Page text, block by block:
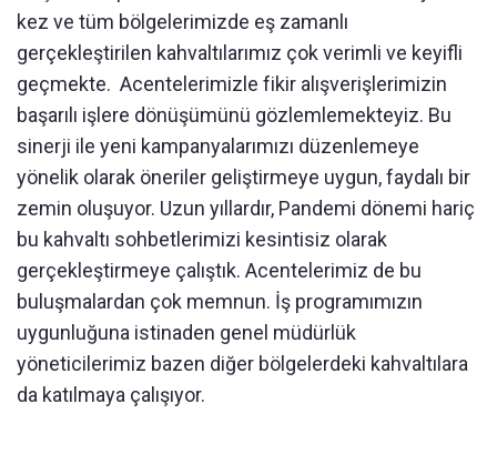
kez ve tüm bölgelerimizde eş zamanlı
gerçekleştirilen kahvaltılarımız çok verimli ve keyifli
geçmekte. Acentelerimizle fikir alışverişlerimizin
başarılı işlere dönüşümünü gözlemlemekteyiz. Bu
sinerji ile yeni kampanyalarımızı düzenlemeye
yönelik olarak öneriler geliştirmeye uygun, faydalı bir
zemin oluşuyor. Uzun yıllardır, Pandemi dönemi hariç
bu kahvaltı sohbetlerimizi kesintisiz olarak
gerçekleştirmeye çalıştık. Acentelerimiz de bu
buluşmalardan çok memnun. İş programımızın
uygunluğuna istinaden genel müdürlük
yöneticilerimiz bazen diğer bölgelerdeki kahvaltılara
da katılmaya çalışıyor.